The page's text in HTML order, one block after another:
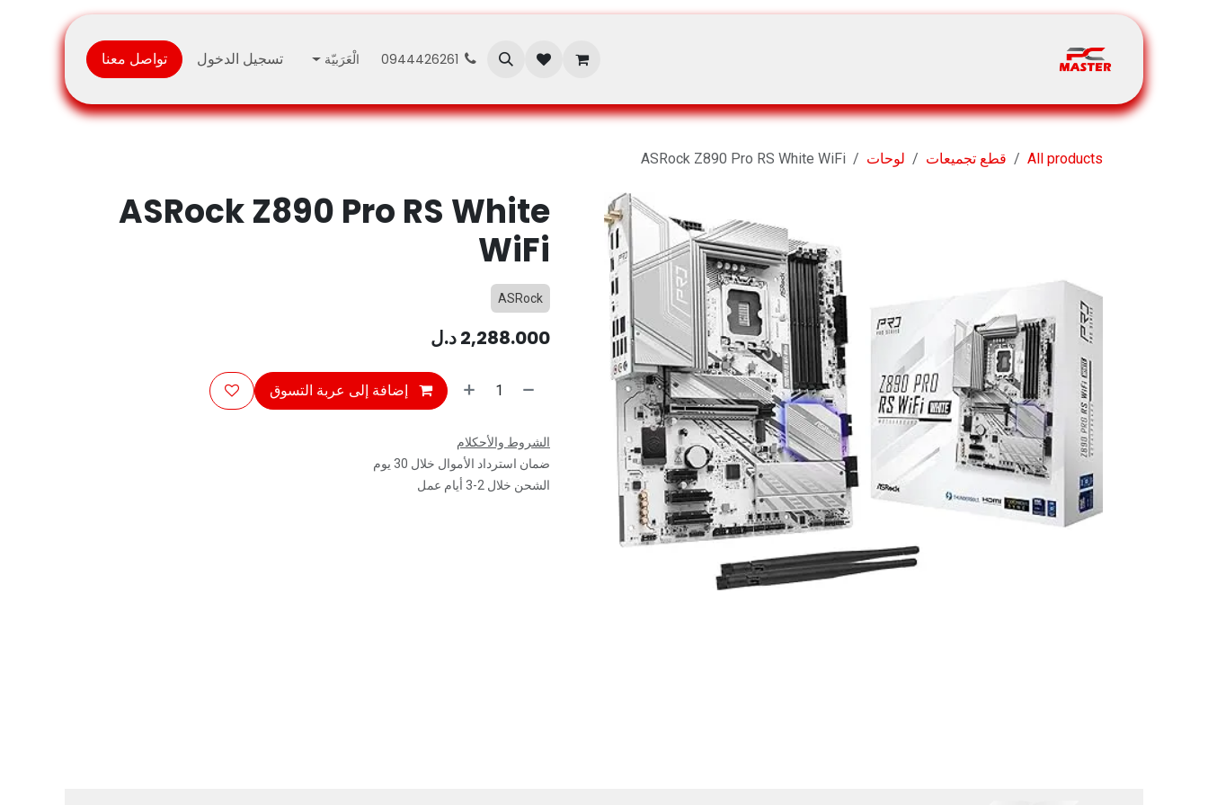
تخطي للذهاب إلى المحتوى
المدونة الدورات 0944426261 الْعَرَبيّة تسجيل الدخول تواصل معنا
All products قطع تجميعات لوحات ASRock Z890 Pro RS White WiFi
ASRock Z890 Pro RS White
WiFi
ASRock
2,288.000د.ل
إضافة إلى عربة التسوق
الشروط والأحكلام
ضمان استرداد الأموال خلال 30 يوم
الشحن خلال 2-3 أيام عمل